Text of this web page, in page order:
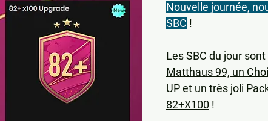
Nouvelle journée,
SBC !
Les SBC du jour sont
Matthaus 99, un
UP et un très joli
82+X100 !